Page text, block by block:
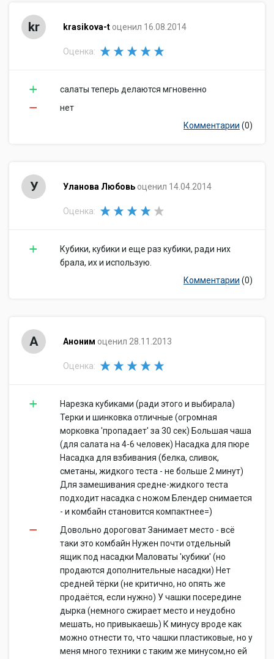
kr krasikova-t оценил 16.08.2014
Оценка:
салаты теперь делаются мгновенно
нет
Комментарии (0)
У Уланова Любовь оценил 14.04.2014
Оценка:
Кубики, кубики и еще раз кубики, ради них
брала, их и использую.
Комментарии (0)
А Аноним оценил 28.11.2013
Оценка:
Нарезка кубиками (ради этого и выбирала)
Терки и шинковка отличные (огромная
морковка 'пропадает' за 30 сек) Большая чаша
(для салата на 4-6 человек) Насадка для пюре
Насадка для взбивания (белка, сливок,
сметаны, жидкого теста - не больше 2 минут)
Для замешивания средне-жидкого теста
подходит насадка с ножом Блендер снимается
- и комбайн становится компактнее=)
Довольно дороговат Занимает место - всё
таки это комбайн Нужен почти отдельный
ящик под насадки Маловаты 'кубики' (но
продаются дополнительные насадки) Нет
средней тёрки (не критично, но опять же
продаётся, если нужно) У чашки посередине
дырка (немного сжирает место и неудобно
мешать, но привыкаешь) К минусу вроде как
можно отнести то, что чашки пластиковые, но у
меня много техники с таким же минусом,но ей